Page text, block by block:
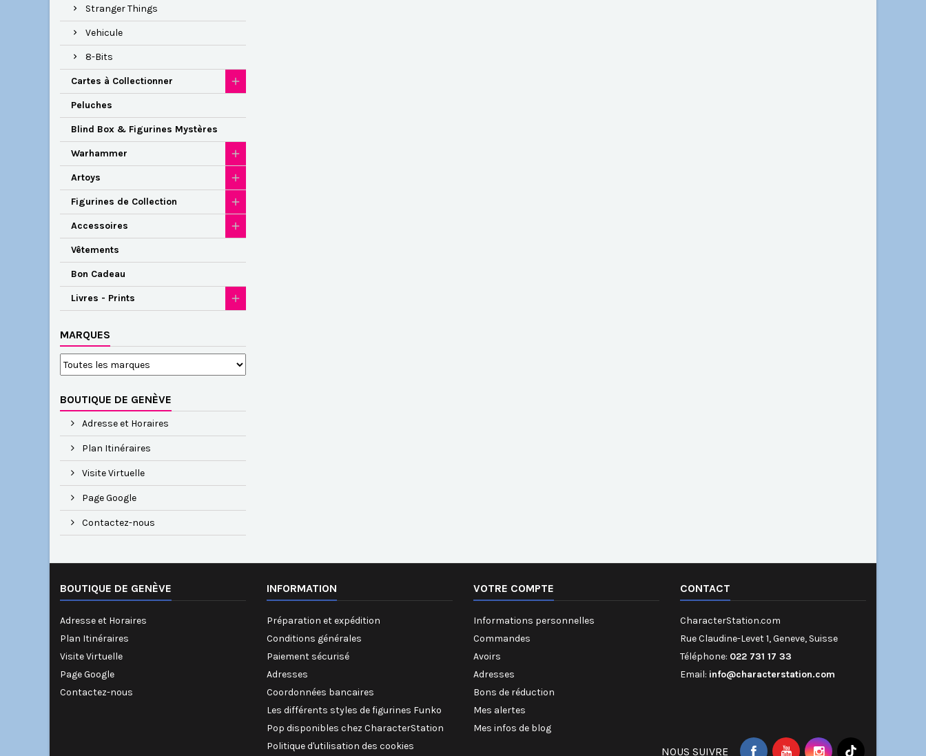
Stranger Things
Vehicule
8-Bits
Cartes à Collectionner
Peluches
Blind Box & Figurines Mystères
Warhammer
Artoys
Figurines de Collection
Accessoires
Vêtements
Bon Cadeau
Livres - Prints
MARQUES
BOUTIQUE DE GENÈVE
Adresse et Horaires
Plan Itinéraires
Visite Virtuelle
Page Google
Contactez-nous
BOUTIQUE DE GENÈVE
Adresse et Horaires
Plan Itinéraires
Visite Virtuelle
Page Google
Contactez-nous
INFORMATION
Préparation et expédition
Conditions générales
Paiement sécurisé
Adresses
Coordonnées bancaires
Les différents styles de figurines Funko
Pop disponibles chez CharacterStation
Politique d'utilisation des cookies
VOTRE COMPTE
Informations personnelles
Commandes
Avoirs
Adresses
Bons de réduction
Mes alertes
Mes infos de blog
CONTACT
CharacterStation.com
Rue Claudine-Levet 1, Geneve, Suisse
Téléphone: 022 731 17 33
Email: info@characterstation.com
NOUS SUIVRE